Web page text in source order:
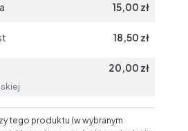
15,00 zł
18,50 zł
20,00 zł
tego produktu (w wybranym